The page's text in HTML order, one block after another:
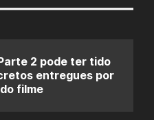
2 pode ter tido
entregues por
filme